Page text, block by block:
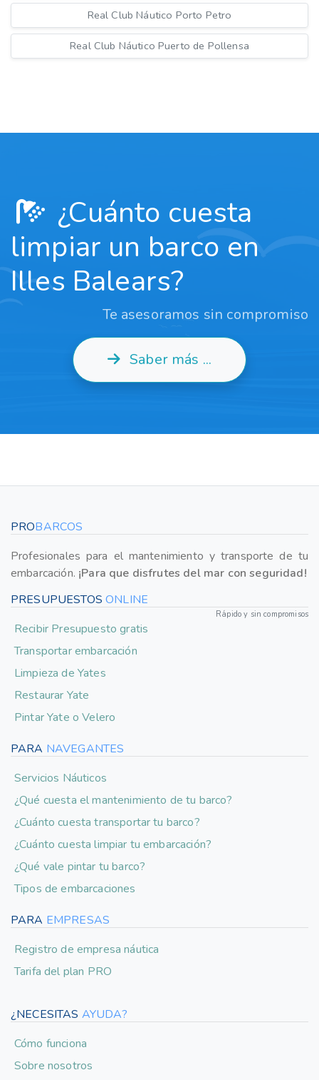
Real Club Náutico Porto Petro
Real Club Náutico Puerto de Pollensa
¿Cuánto cuesta
limpiar un barco en
Illes Balears?
Te asesoramos sin compromiso
Saber más ...
PROBARCOS
Profesionales para el mantenimiento y transporte de tu
embarcación. ¡Para que disfrutes del mar con seguridad!
PRESUPUESTOSONLINE
Rápido y sin compromisos
Recibir Presupuesto gratis
Transportar embarcación
Limpieza de Yates
Restaurar Yate
Pintar Yate o Velero
PARA NAVEGANTES
Servicios Náuticos
¿Qué cuesta el mantenimiento de tu barco?
¿Cuánto cuesta transportar tu barco?
¿Cuánto cuesta limpiar tu embarcación?
¿Qué vale pintar tu barco?
Tipos de embarcaciones
PARA EMPRESAS
Registro de empresa náutica
Tarifa del plan PRO
¿NECESITAS AYUDA?
Cómo funciona
Sobre nosotros